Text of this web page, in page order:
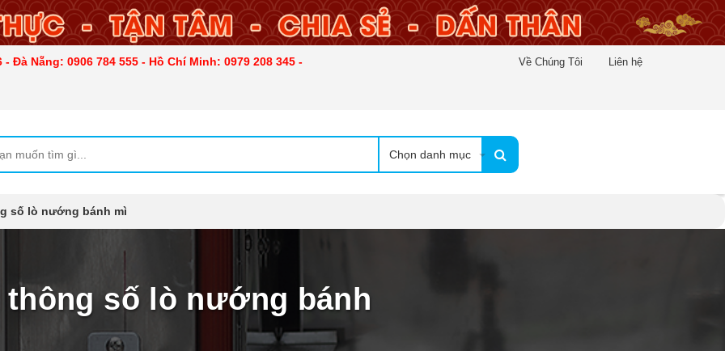
Đà Nẵng: 0906 784 555 - Hồ Chí Minh: 0979 208 345 - Về Chúng Tôi Liên hệ
Chọn danh mục
số lò nướng bánh mì
số lò nướng bánh